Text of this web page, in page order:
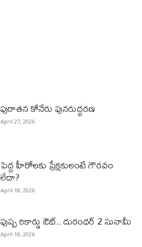
పురాత‌న కోనేరు పున‌రుద్ధ‌ర‌ణ
April 27, 2026
పెద్ద హీరోల‌కు ప్రేక్ష‌కులంటే గౌర‌వం
లేదా?
April 18, 2026
పుష్ప రికార్డు ఔట్‌.. దురంధ‌ర్ 2 సునామీ
April 18, 2026